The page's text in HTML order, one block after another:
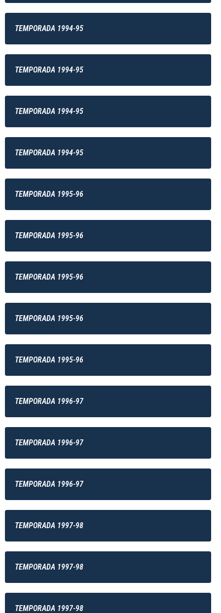
TEMPORADA 1994-95
TEMPORADA 1994-95
TEMPORADA 1994-95
TEMPORADA 1994-95
TEMPORADA 1995-96
TEMPORADA 1995-96
TEMPORADA 1995-96
TEMPORADA 1995-96
TEMPORADA 1995-96
TEMPORADA 1996-97
TEMPORADA 1996-97
TEMPORADA 1996-97
TEMPORADA 1997-98
TEMPORADA 1997-98
TEMPORADA 1997-98